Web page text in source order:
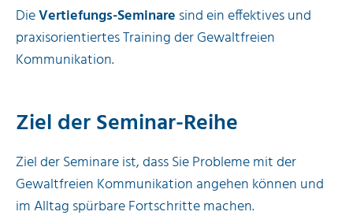
DieVertiefungs-Seminare sind ein effektives und
praxisorientiertes Training der Gewaltfreien
Kommunikation.
Ziel der Seminar-Reihe
Ziel der Seminare ist, dass Sie Probleme mit der
Gewaltfreien Kommunikation angehen können und
im Alltag spürbare Fortschritte machen.